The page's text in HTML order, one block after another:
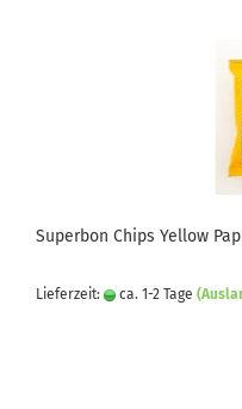
Superbon Chips Yellow
Lieferzeit: ca. 1-2 Tage